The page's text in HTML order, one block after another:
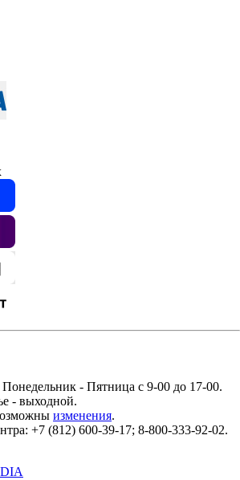
- Пятница с 9-00 до 17-00.
- выходной.
изменения.
+7 (812) 600-39-17; 8-800-333-92-02.